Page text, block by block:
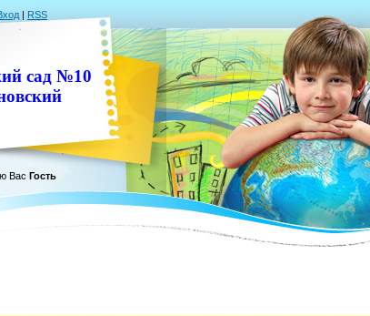
| RSS
сад №10
Вас Гость